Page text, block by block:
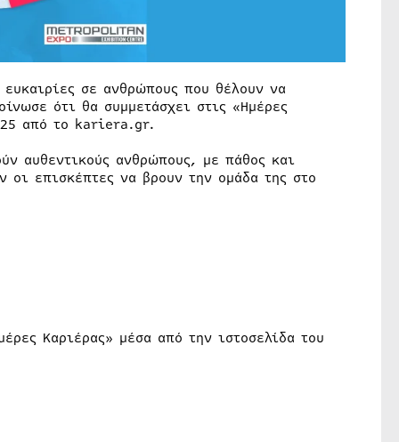
σε ανθρώπους που θέλουν να
ότι θα συμμετάσχει στις «Ημέρες
από το kariera.gr.
αυθεντικούς ανθρώπους, με πάθος και
οι επισκέπτες να βρουν την ομάδα της στο
Καριέρας» μέσα από την ιστοσελίδα του